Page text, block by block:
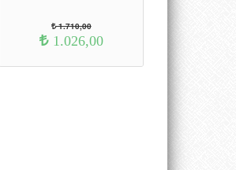
1.710,00
1.026,00